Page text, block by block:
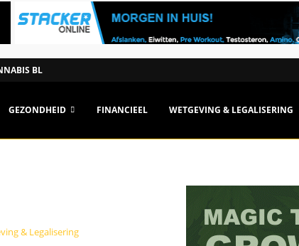
BLIJFT POPULAIRSTE DRUG, MAAR...
GEZONDHEID FINANCIEEL WETGEVING & LEGALISERING
& Legalisering